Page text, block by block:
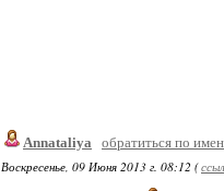
Annataliya
обратиться по
Воскресенье, 09 Июня 2013 г. 08:12 (